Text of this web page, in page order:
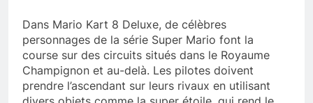
Dans Mario Kart 8 Deluxe, de célèbres
personnages de la série Super Mario font la
course sur des circuits situés dans le Royaume
Champignon et au-delà. Les pilotes doivent
prendre l’ascendant sur leurs rivaux en utilisant